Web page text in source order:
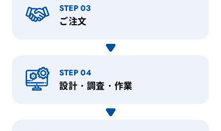
STEP 03
ご注文
STEP 04
設計・調査・作業